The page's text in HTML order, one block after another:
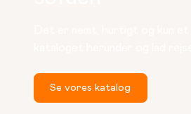
Se vores katalog